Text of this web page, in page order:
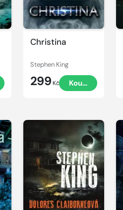
Christina
Stephen King
299 Kč Koupit